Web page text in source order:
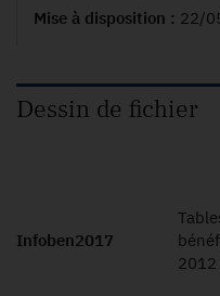
Mise à disposition : 22/
Dessin de fichier
Infoben2017